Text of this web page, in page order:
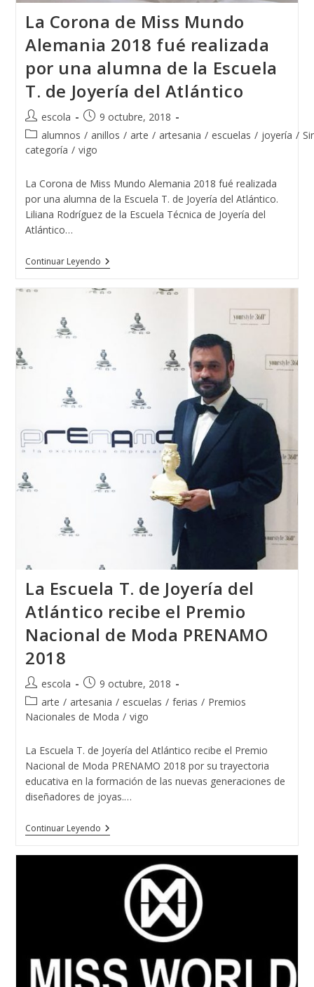
La Corona de Miss Mundo
Alemania 2018 fué realizada
por una alumna de la Escuela
T. de Joyería del Atlántico
Autor
de
la
entrada:
escola
Publicación
de
la
entrada:
9 octubre, 2018
Categoría
de
entrada:
alumnos / anillos / arte / artesania / escuelas / joyería /
categoría / vigo
La Corona de Miss Mundo Alemania 2018 fué realizada
por una alumna de la Escuela T. de Joyería del Atlántico.
Liliana Rodríguez de la Escuela Técnica de Joyería del
Atlántico…
Continuar LeyendoLa
Corona
Miss
Alemania
Realizada
Por
Una
T.
De
Joyería
Atlántico
La Escuela T. de Joyería del
Atlántico recibe el Premio
Nacional de Moda PRENAMO
2018
Autor
de
la
escola
Publicación
de
la
9 octubre, 2018
Categoría
de
entrada:
arte / artesania / escuelas / ferias / Premios
Nacionales de Moda / vigo
La Escuela T. de Joyería del Atlántico recibe el Premio
Nacional de Moda PRENAMO 2018 por su trayectoria
educativa en la formación de las nuevas generaciones de
diseñadores de joyas.…
Continuar LeyendoLa
Escuela
Atlántico
Recibe
Premio
Moda
PRENAMO